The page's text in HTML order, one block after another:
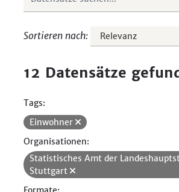
Sortieren nach
12 Datensätze
Tags:
Einwohner
Organisationen:
Statistisches Amt der
Stuttgart